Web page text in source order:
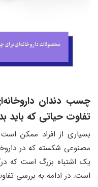
چسب دندان
تفاوت حیاتی که باید
بسیاری از افراد ممکن
مصنوعی شکسته که در
یک اشتباه بزرگ است که
است. در ادامه به بررسی